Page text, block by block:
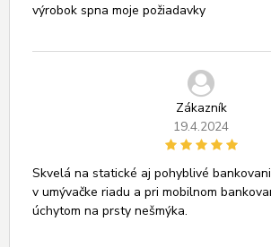
výrobok spna moje požiadavky
Zákazník
19.4.2024
Skvelá na statické aj pohyblivé
v umývačke riadu a pri mobilnom
úchytom na prsty nešmýka.